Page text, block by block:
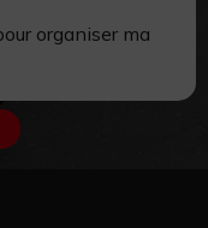
organiser ma